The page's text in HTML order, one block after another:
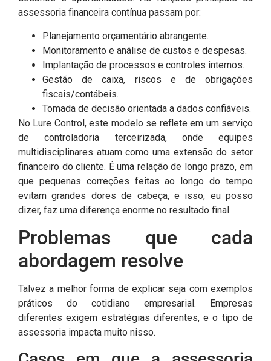
assessoria financeira contínua passam por:
Planejamento orçamentário abrangente.
Monitoramento e análise de custos e despesas.
Implantação de processos e controles internos.
Gestão de caixa, riscos e de obrigações
fiscais/contábeis.
Tomada de decisão orientada a dados confiáveis.
No Lure Control, este modelo se reflete em um serviço
de controladoria terceirizada, onde equipes
multidisciplinares atuam como uma extensão do setor
financeiro do cliente. É uma relação de longo prazo, em
que pequenas correções feitas ao longo do tempo
evitam grandes dores de cabeça, e isso, eu posso
dizer, faz uma diferença enorme no resultado final.
Problemas que cada
abordagem resolve
Talvez a melhor forma de explicar seja com exemplos
práticos do cotidiano empresarial. Empresas
diferentes exigem estratégias diferentes, e o tipo de
assessoria impacta muito nisso.